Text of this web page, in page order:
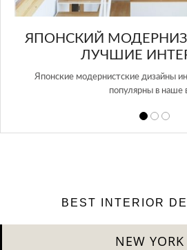
ЯПОНСКИЙ
ЛУЧШИЕ
Японские модернистские дизайны
популярны в наше
BEST INTERIOR
NEW YORK